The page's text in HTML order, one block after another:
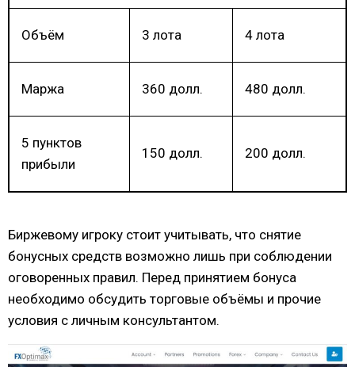
Объём 3 лота 4 лота
Маржа 360 долл. 480 долл.
5 пунктов
прибыли
150 долл. 200 долл.
Биржевому игроку стоит учитывать, что снятие
бонусных средств возможно лишь при соблюдении
оговоренных правил. Перед принятием бонуса
необходимо обсудить торговые объёмы и прочие
условия с личным консультантом.